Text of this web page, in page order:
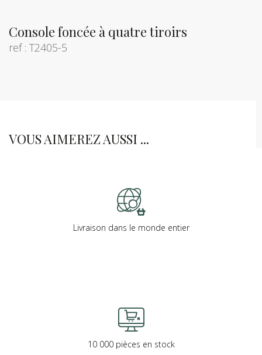
Console foncée à quatre tiroirs
ref : T2405-5
VOUS AIMEREZ AUSSI ...
Livraison dans le monde entier
10 000 pièces en stock